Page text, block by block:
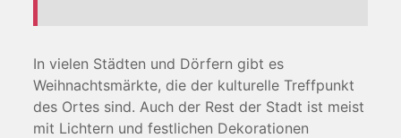
In vielen Städten und Dörfern gibt es
Weihnachtsmärkte, die der kulturelle Treffpunkt
des Ortes sind. Auch der Rest der Stadt ist meist
mit Lichtern und festlichen Dekorationen